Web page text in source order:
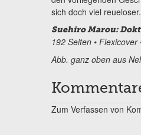
sich doch viel reueloser.
Suehiro Marou:
192 Seiten • Flexicover
Abb. ganz oben aus
Zum Verfassen von